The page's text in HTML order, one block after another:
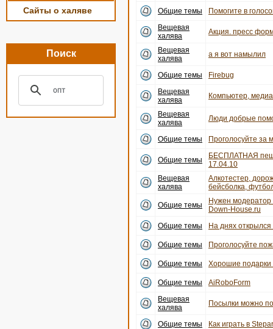
Сайты о халяве
Поиск
Общие темы
Помогите в
Вещевая
халява
Акция. пресс
Вещевая
халява
а я вот намылил
Общие темы
Firebug
Вещевая
халява
Компьютер,
Вещевая
халява
Люди добрые
Общие темы Проголосуйте за
Общие темы
БЕСПЛАТНАЯ
17.04.10
Вещевая
халява
Алкотестер,
бейсболка,
Общие темы
Нужен модератор
Down-House.ru
Общие темы
На днях
Общие темы Проголосуйте
Общие темы Хорошие
Общие темы
AiRoboForm
Вещевая
халява
Посылки можно
Общие темы Как играть в